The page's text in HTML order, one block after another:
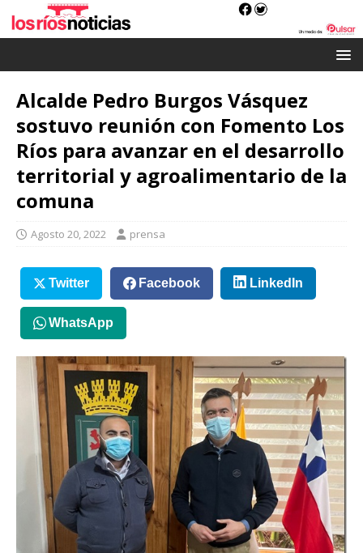
Alcalde Pedro Burgos Vásquez
sostuvo reunión con Fomento Los
Ríos para avanzar en el desarrollo
territorial y agroalimentario de la
comuna
Agosto 20, 2022 prensa
Twitter Facebook LinkedIn
WhatsApp